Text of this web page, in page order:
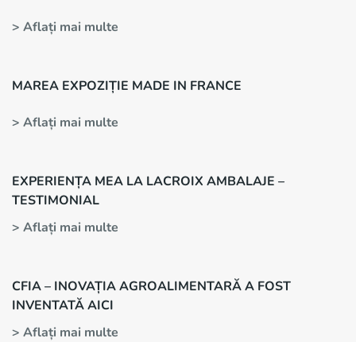
> Aflați mai multe
MAREA EXPOZIȚIE MADE IN FRANCE
> Aflați mai multe
EXPERIENȚA MEA LA LACROIX AMBALAJE –
TESTIMONIAL
> Aflați mai multe
CFIA – INOVAȚIA AGROALIMENTARĂ A FOST
INVENTATĂ AICI
> Aflați mai multe